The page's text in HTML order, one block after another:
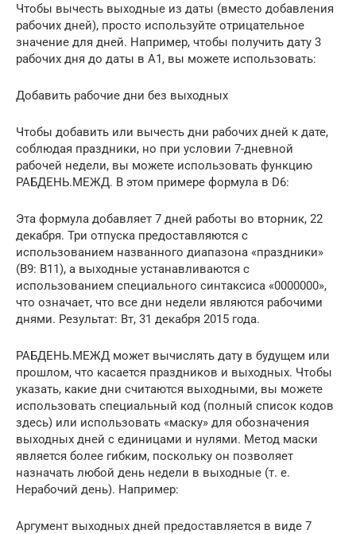
Чтобы вычесть выходные из даты (вместо добавления
рабочих дней), просто используйте отрицательное
значение для дней. Например, чтобы получить дату 3
рабочих дня до даты в A1, вы можете использовать:
Добавить рабочие дни без выходных
Чтобы добавить или вычесть дни рабочих дней к дате,
соблюдая праздники, но при условии 7-дневной
рабочей недели, вы можете использовать функцию
РАБДЕНЬ.МЕЖД. В этом примере формула в D6:
Эта формула добавляет 7 дней работы во вторник, 22
декабря. Три отпуска предоставляются с
использованием названного диапазона «праздники»
(B9: B11), а выходные устанавливаются с
использованием специального синтаксиса «0000000»,
что означает, что все дни недели являются рабочими
днями. Результат: Вт, 31 декабря 2015 года.
РАБДЕНЬ.МЕЖД может вычислять дату в будущем или
прошлом, что касается праздников и выходных. Чтобы
указать, какие дни считаются выходными, вы можете
использовать специальный код (полный список кодов
здесь) или использовать «маску» для обозначения
выходных дней с единицами и нулями. Метод маски
является более гибким, поскольку он позволяет
назначать любой день недели в выходные (т. е.
Нерабочий день). Например:
Аргумент выходных дней предоставляется в виде 7